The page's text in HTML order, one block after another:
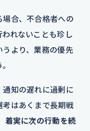
場合、不合格者への
れないことも珍し
うより、業務の優先
知の遅れに過剰に
はあくまで長期戦
着実に次の行動を続